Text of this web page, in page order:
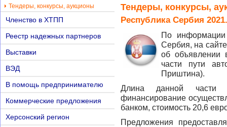
Тендеры, конкурсы, аукционы
Членство в ХТПП
Реестр надежных партнеров
Выставки
ВЭД
В помощь предпринимателю
Коммерческие предложения
Херсонский регион
Тендеры, конкурсы,
Республика Сербия
По информации
Сербия, на
об объявлении
части пути
Приштина).
Длина данной части
финансирование
банком, стоимость 20,6
Предложения